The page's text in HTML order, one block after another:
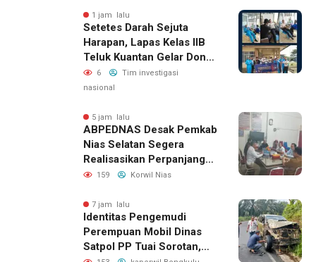
1 jam lalu
Setetes Darah Sejuta
Harapan, Lapas Kelas IIB
Teluk Kuantan Gelar Donor
Darah
6
Tim investigasi
nasional
5 jam lalu
ABPEDNAS Desak Pemkab
Nias Selatan Segera
Realisasikan Perpanjangan
Masa Jabatan BPD, Soroti
Kesejahteraan Anggota
159 Korwil Nias
7 jam lalu
Identitas Pengemudi
Perempuan Mobil Dinas
Satpol PP Tuai Sorotan,